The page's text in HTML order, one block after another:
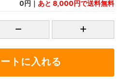
0円｜ あと 8,000円で送料無料
トに入れる